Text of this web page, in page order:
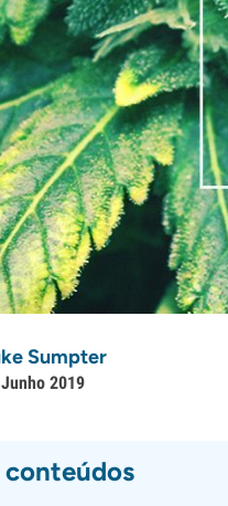
Sumpter
2019
conteúdos